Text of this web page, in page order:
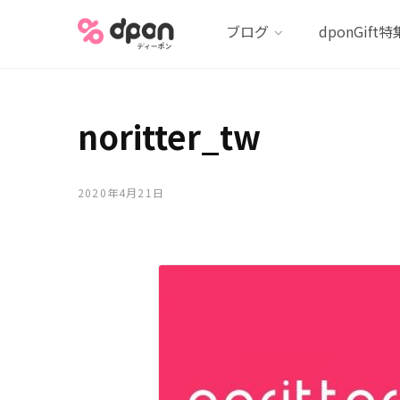
ブログ dponGift特
noritter_tw
2020年4月21日